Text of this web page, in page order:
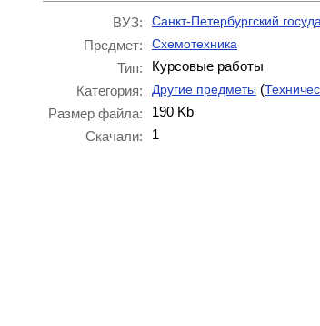
ВУЗ: Санкт-Петербургский
Предмет: Схемотехника
Тип:
Курсовые работы
Категория:
Другие предметы (
Размер файла:
190 Kb
Скачали:
1